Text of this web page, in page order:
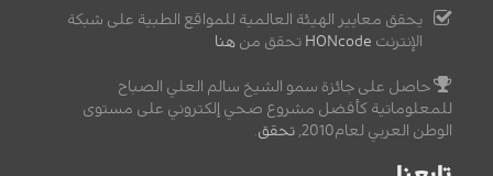
يحقق معايير الهيئة العالمية للمواقع الطبية على شبكة
الإنترنت HONcode تحقق من هنا
حاصل على جائزة سمو الشيخ سالم العلي الصباح
للمعلوماتية كأفضل مشروع صحي إلكتروني على مستوى
الوطن العربي لعام2010,
تحقق